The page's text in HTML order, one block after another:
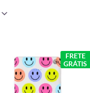
FRETE
GRÁTIS
preço
original
era:
R$ 199,90.
O
preço
atual
é:
R$ 129,90.